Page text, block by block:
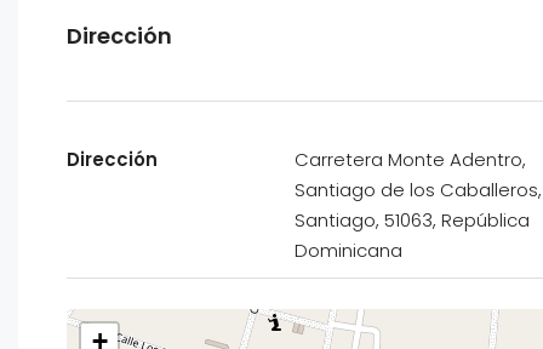
Dirección
Dirección
Carretera Monte Adentro,
Santiago de los Caballeros,
Santiago, 51063, República
Dominicana
+